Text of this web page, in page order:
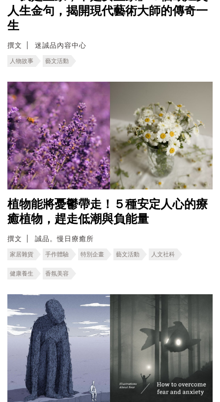
人生金句，揭開現代藝術大師的傳奇一
生
撰文 迷誠品內容中心
人物故事 藝文活動
植物能將憂鬱帶走！５種安定人心的療
癒植物，趕走低潮與負能量
撰文 誠品。慢日療癒所
家居雜貨 手作體驗 特別企畫 藝文活動 人文社科
健康養生 香氛美容